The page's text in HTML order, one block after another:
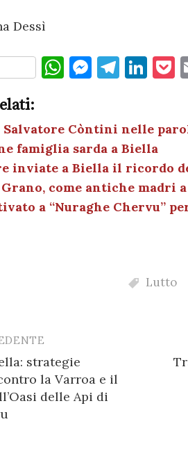
Dessì
W
s
A
p
p
M
n
g
er
T
gr
a
m
Li
e
dI
n
P
k
Còntini nelle
famiglia sarda a Biella
inviate a Biella il ricordo
come antiche madri
a “Nuraghe Chervu”
Lutto
strategie
la Varroa e il
delle Api di